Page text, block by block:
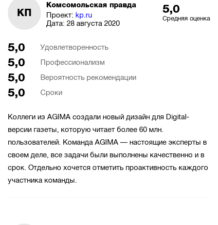
КП
Комсомольская правда
Проект: kp.ru
Дата: 28 августа 2020
5,0
Средняя оценка
5,0 Удовлетворенность
5,0 Профессионализм
5,0 Вероятность рекомендации
5,0 Сроки
Коллеги из AGIMA создали новый дизайн для Digital-
версии газеты, которую читает более 60 млн.
пользователей. Команда AGIMA — настоящие эксперты в
своем деле, все задачи были выполнены качественно и в
срок. Отдельно хочется отметить проактивность каждого
участника команды.